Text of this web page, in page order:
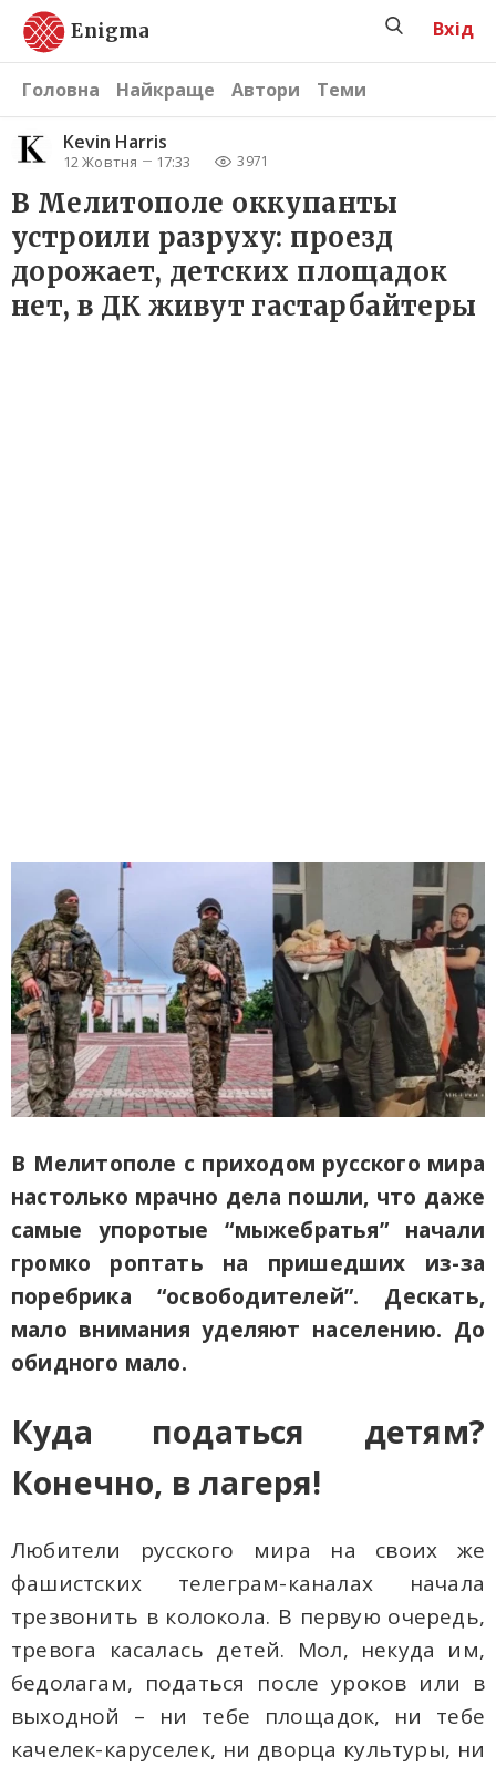
Enigma
Головна Найкраще Автори Теми
Вхід
Kevin Harris
12 Жовтня 17:33 3971
В Мелитополе оккупанты
устроили разруху: проезд
дорожает, детских площадок
нет, в ДК живут гастарбайтеры
В Мелитополе с приходом русского мира
настолько мрачно дела пошли, что даже
самые упоротые “мыжебратья” начали
громко роптать на пришедших из-за
поребрика “освободителей”. Дескать,
мало внимания уделяют населению. До
обидного мало.
Куда податься детям?
Конечно, в лагеря!
Любители русского мира на своих же
фашистских телеграм-каналах начала
трезвонить в колокола. В первую очередь,
тревога касалась детей. Мол, некуда им,
бедолагам, податься после уроков или в
выходной – ни тебе площадок, ни тебе
качелек-каруселек, ни дворца культуры, ни